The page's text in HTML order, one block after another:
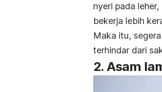
nyeri pada
bekerja lebih
Maka itu,
terhindar dari
2. Asam